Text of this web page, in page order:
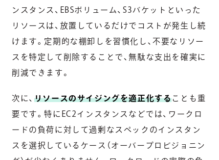
ンスタンス、EBSボリューム、S3バケットといった
リソースは、放置しているだけでコストが発生し続
けます。定期的な棚卸しを習慣化し、不要なリソー
スを特定して削除することで、無駄な支出を確実に
削減できます。
次に、 リソースのサイジングを適正化することも重
要です。特にEC2インスタンスなどでは、ワークロ
ードの負荷に対して過剰なスペックのインスタン
スを選択しているケース（オーバープロビジョニン